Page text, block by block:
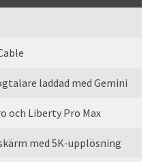
laddad med Gemini
och Liberty Pro Max
med 5K-upplösning